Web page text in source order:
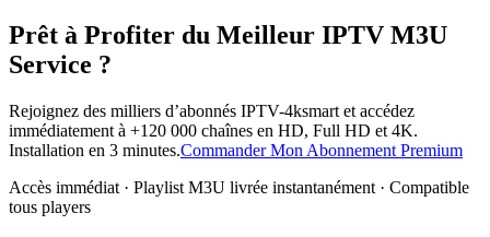
Prêt à Profiter du Meilleur IPTV M3U
Service ?
Rejoignez des milliers d’abonnés IPTV-4ksmart et accédez
immédiatement à +120 000 chaînes en HD, Full HD et 4K.
Installation en 3 minutes.Commander Mon Abonnement Premium
Accès immédiat · Playlist M3U livrée instantanément · Compatible
tous players